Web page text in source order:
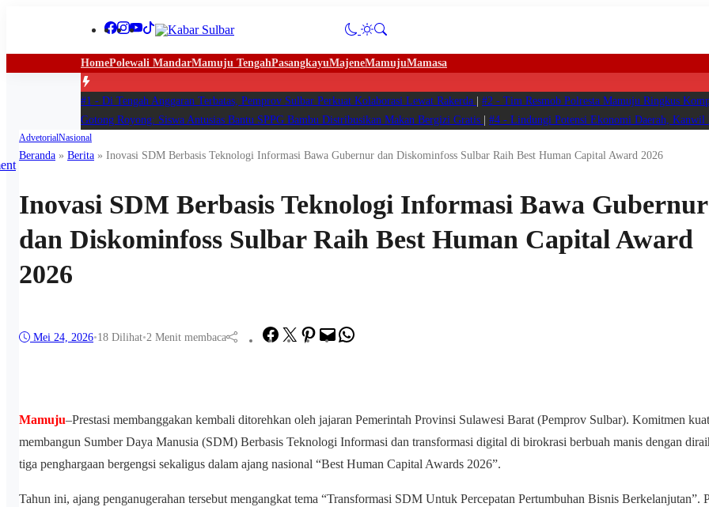
HomePolewali MandarMamuju TengahPasangkayuMajeneMamujuMamasa
#1 - Di Tengah Anggaran Terbatas, Pemprov Sulbar Perkuat Kolaborasi Lewat Rakerda #2 - Tim Resmob Polresta Mamuju Ringkus
Gotong Royong: Siswa Antusias Bantu SPPG Bambu Distribusikan Makan Bergizi Gratis
#4 - Lindungi Potensi Ekonomi Daerah, Kanwil
AdvetorialNasional
Beranda » Berita » Inovasi SDM Berbasis Teknologi Informasi Bawa Gubernur dan Diskominfoss Sulbar Raih Best Human Capital Award 2026
Inovasi SDM Berbasis Teknologi Informasi Bawa Gubernur
dan Diskominfoss Sulbar Raih Best Human Capital Award
2026
Mei 24, 2026•18 Dilihat•2 Menit membaca Facebook
TwitterPinterest
Mail
Mamuju–Prestasi membanggakan kembali ditorehkan oleh jajaran Pemerintah Provinsi Sulawesi Barat (Pemprov Sulbar). Komitmen
membangun Sumber Daya Manusia (SDM) Berbasis Teknologi Informasi dan transformasi digital di birokrasi berbuah manis dengan
tiga penghargaan bergengsi sekaligus dalam ajang nasional “Best Human Capital Awards 2026”.
Tahun ini, ajang penganugerahan tersebut mengangkat tema “Transformasi SDM Untuk Percepatan Pertumbuhan Bisnis Berkelanjutan”.